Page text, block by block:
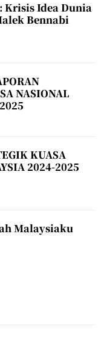
Krisis Idea Dunia
Bennabi
NASIONAL
KUASA
2024-2025
Malaysiaku